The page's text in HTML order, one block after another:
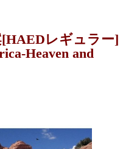
レギュラー]
Heaven and